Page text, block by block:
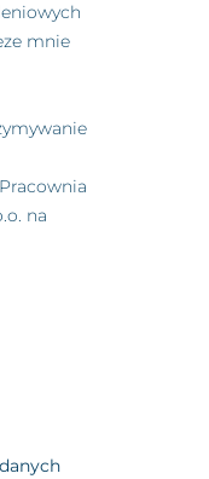
mnie
na